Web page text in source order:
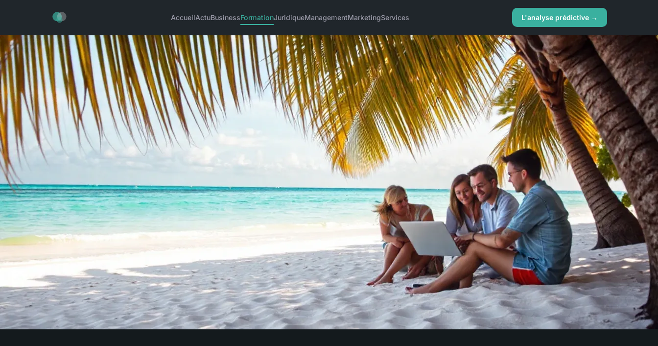
AccueilActuBusinessFormationJuridiqueManagementMarketingServices L'analyse prédictive →